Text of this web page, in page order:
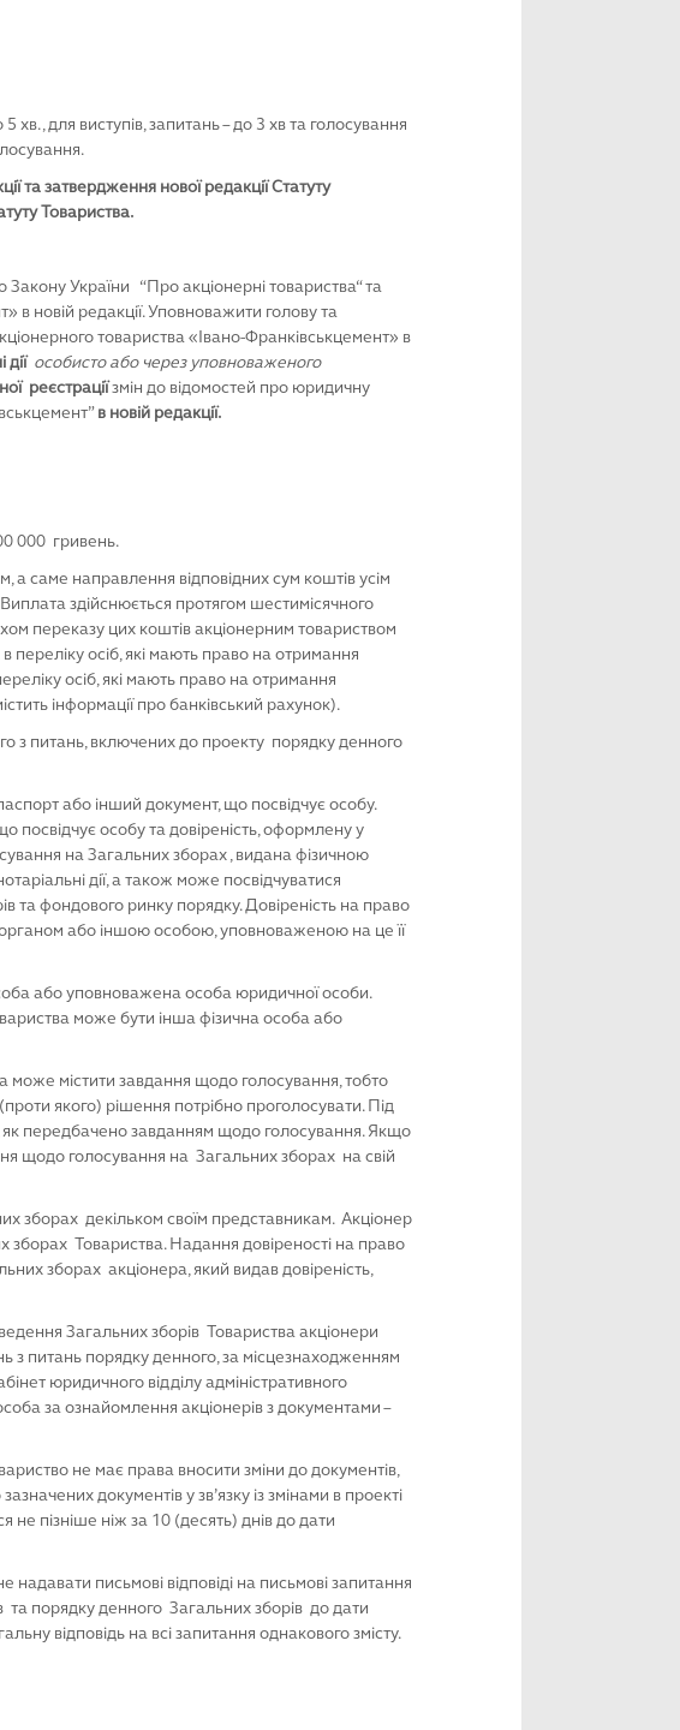
для виступів, запитань – до 3 хв та голосування
та затвердження нової редакції Статуту
Товариства.
Закону України “Про акціонерні товариства“ та
в новій редакції. Уповноважити голову та
товариства «Івано-Франківськцемент» в
особисто або через уповноваженого
реєстраціїзмін до відомостей про юридичну
в новій редакції.
000 гривень.
саме направлення відповідних сум коштів усім
здійснюється протягом шестимісячного
переказу цих коштів акціонерним товариством
переліку осіб, які мають право на отримання
осіб, які мають право на отримання
інформації про банківський рахунок).
з питань, включених до проекту порядку денного
або інший документ, що посвідчує особу.
посвідчує особу та довіреність, оформлену у
на Загальних зборах , видана фізичною
дії, а також може посвідчуватися
та фондового ринку порядку. Довіреність на право
органом або іншою особою, уповноваженою на це її
або уповноважена особа юридичної особи.
може бути інша фізична особа або
може містити завдання щодо голосування, тобто
якого) рішення потрібно проголосувати. Під
передбачено завданням щодо голосування. Якщо
щодо голосування на Загальних зборах на свій
зборах декільком своїм представникам. Акціонер
зборах Товариства. Надання довіреності на право
зборах акціонера, який видав довіреність,
Загальних зборів Товариства акціонери
з питань порядку ден­ного, за місцезнаходженням
юридичного відділу адміністративного
за ознайомлення акціонерів з документами –
не має права вносити зміни до документів,
документів у зв’язку із змінами в проекті
не пізніше ніж за 10 (десять) днів до дати
письмові відповіді на письмові запитання
порядку денного Загальних зборів до дати
відповідь на всі запитання однакового змісту.